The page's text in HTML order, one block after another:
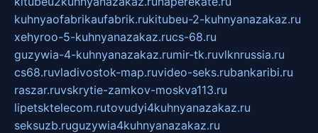
kuhnyaofabrikaufabrik.rukitubeu-2-kuhnyanazakaz.ru
xehyroo-5-kuhnyanazakaz.rucs-68.ru
guzywia-4-kuhnyanazakaz.rumir-tk.ruvlknrussia.ru
cs68.ruvladivostok-map.ruvideo-seks.rubankaribi.ru
raszar.ruvskrytie-zamkov-moskva113.ru
lipetsktelecom.rutovudyi4kuhnyanazakaz.ru
seksuzb.ruguzywia4kuhnyanazakaz.ru